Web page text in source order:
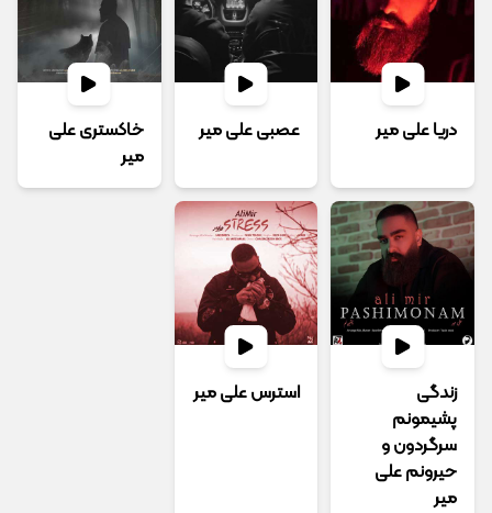
دریا علی میر عصبی علی میر
خاکستری علی
میر
زندگی
پشیمونم
سرگردون و
حیرونم علی
میر
استرس علی میر